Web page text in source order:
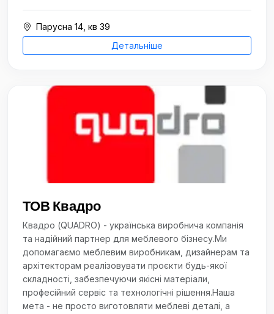
Парусна 14, кв 39
Детальніше
ТОВ Квадро
Квадро (QUADRO) - українська виробнича компанія
та надійний партнер для меблевого бізнесу.Ми
допомагаємо меблевим виробникам, дизайнерам та
архітекторам реалізовувати проєкти будь-якої
складності, забезпечуючи якісні матеріали,
професійний сервіс та технологічні рішення.Наша
мета - не просто виготовляти меблеві деталі, а